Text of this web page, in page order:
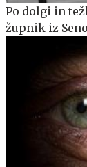
Po dolgi in
župnik iz